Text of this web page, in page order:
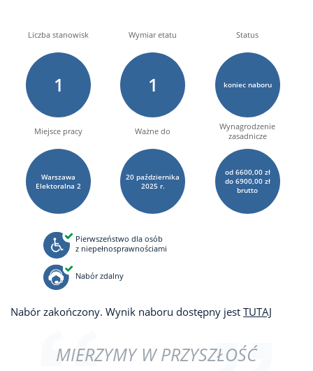
Liczba stanowisk
1
Wymiar etatu
1
Status
koniec naboru
Miejsce pracy
Warszawa
Elektoralna 2
Ważne do
20października
2025 r.
Wynagrodzenie
zasadnicze
od 6600,00 zł
do 6900,00 zł
brutto
Pierwszeństwo dla osób
z niepełnosprawnościami
Nabór zdalny
Nabór zakończony. Wynik naboru dostępny jest TUTAJ
MIERZYMY W PRZYSZŁOŚĆ